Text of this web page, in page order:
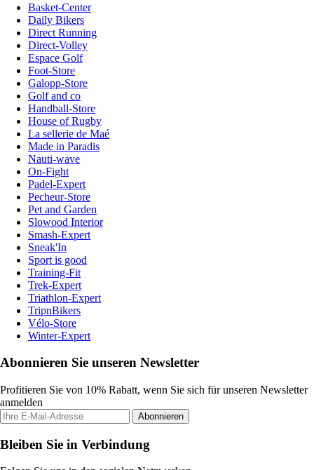
Basket-Center
Daily Bikers
Direct Running
Direct-Volley
Espace Golf
Foot-Store
Galopp-Store
Golf and co
Handball-Store
House of Rugby
La sellerie de Maé
Made in Paradis
Nauti-wave
On-Fight
Padel-Expert
Pecheur-Store
Pet and Garden
Slowood Interior
Smash-Expert
Sneak'In
Sport is good
Training-Fit
Trek-Expert
Triathlon-Expert
TripnBikers
Vélo-Store
Winter-Expert
Abonnieren Sie unseren Newsletter
Profitieren Sie von 10% Rabatt, wenn Sie sich für unseren Newsletter
anmelden
Abonnieren
Bleiben Sie in Verbindung